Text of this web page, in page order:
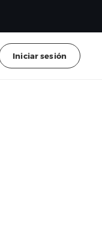
Iniciar sesión